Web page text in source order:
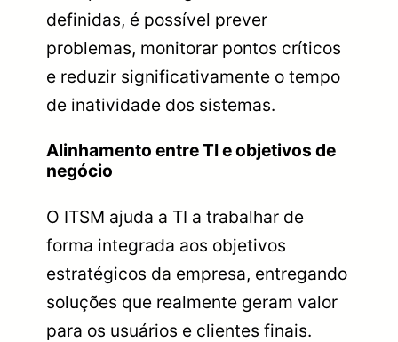
definidas, é possível prever
problemas, monitorar pontos críticos
e reduzir significativamente o tempo
de inatividade dos sistemas.
Alinhamento entre TI e objetivos de
negócio
O ITSM ajuda a TI a trabalhar de
forma integrada aos objetivos
estratégicos da empresa, entregando
soluções que realmente geram valor
para os usuários e clientes finais.